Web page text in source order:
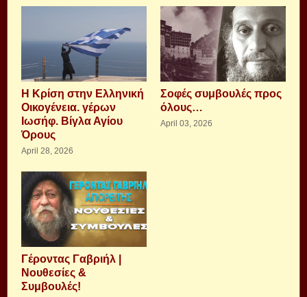
Η Κρίση στην Ελληνική
Οικογένεια. γέρων
Ιωσήφ. Βίγλα Αγίου
Όρους
April 28, 2026
Σοφές συμβουλές προς
όλους…
April 03, 2026
Γέροντας Γαβριήλ |
Νουθεσίες &
Συμβουλές!